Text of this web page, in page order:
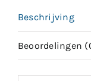
Beschrijving
Beoordelingen